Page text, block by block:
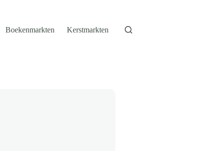
Boekenmarkten Kerstmarkten